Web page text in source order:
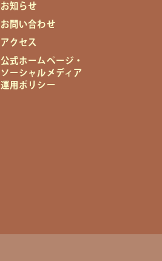
お知らせ
お問い合わせ
アクセス
公式ホームページ・
ソーシャルメディア
運用ポリシー